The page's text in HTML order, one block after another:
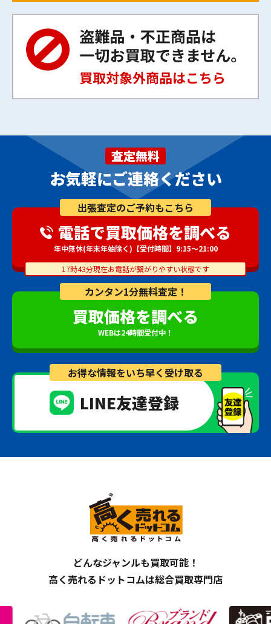
査定無料
お気軽にご連絡ください
カンタン1分無料査定！
買取価格を調べる
WEBは24時間受付中！
出張査定のご予約もこちら
電話で買取価格を調べる
年中無休(年末年始除く)【受付時間】9:15～21:00
17時43分現在お電話が繋がりやすい状態です
お得な情報をいち早く受け取る
LINE友達登録
どんなジャンルも買取可能！
高く売れるドットコムは総合買取専門店